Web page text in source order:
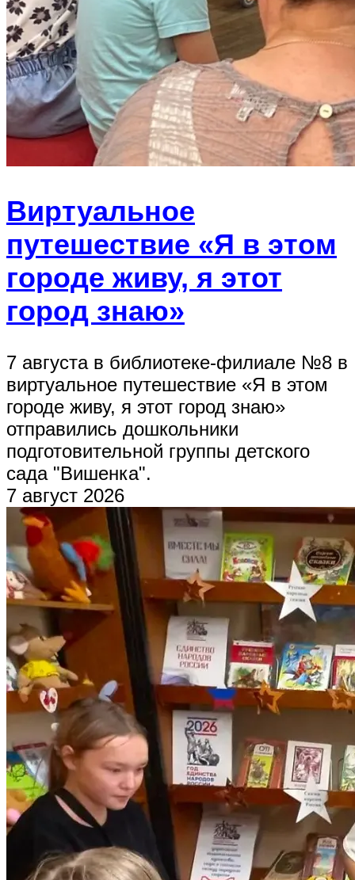
Виртуальное
путешествие «Я в этом
городе живу, я этот
город знаю»
7 августа в библиотеке-филиале №8 в
виртуальное путешествие «Я в этом
городе живу, я этот город знаю»
отправились дошкольники
подготовительной группы детского
сада "Вишенка".
7 август 2026